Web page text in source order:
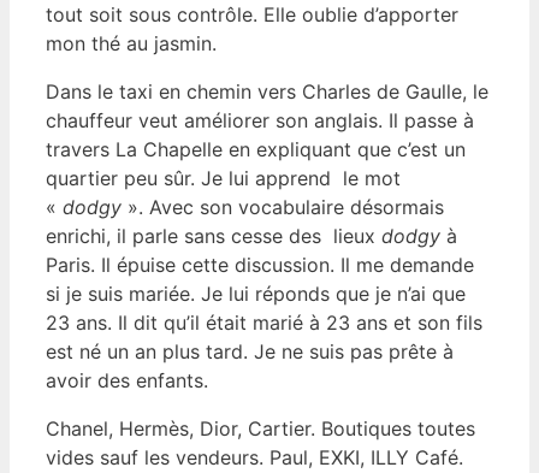
tout soit sous contrôle. Elle oublie d’apporter
mon thé au jasmin.
Dans le taxi en chemin vers Charles de Gaulle, le
chauffeur veut améliorer son anglais. Il passe à
travers La Chapelle en expliquant que c’est un
quartier peu sûr. Je lui apprend le mot
« dodgy ». Avec son vocabulaire désormais
enrichi, il parle sans cesse des lieux dodgy à
Paris. Il épuise cette discussion. Il me demande
si je suis mariée. Je lui réponds que je n’ai que
23 ans. Il dit qu’il était marié à 23 ans et son fils
est né un an plus tard. Je ne suis pas prête à
avoir des enfants.
Chanel, Hermès, Dior, Cartier. Boutiques toutes
vides sauf les vendeurs. Paul, EXKI, ILLY Café.